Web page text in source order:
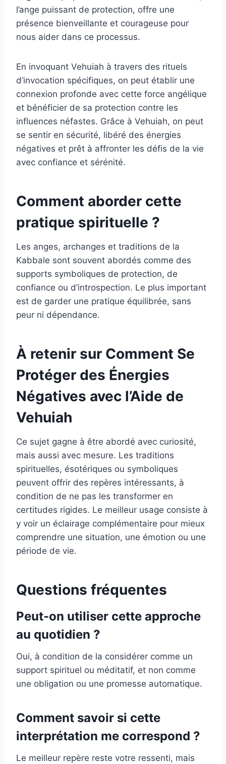
l’ange puissant de protection, offre une
présence bienveillante et courageuse pour
nous aider dans ce processus.
En invoquant Vehuiah à travers des rituels
d’invocation spécifiques, on peut établir une
connexion profonde avec cette force angélique
et bénéficier de sa protection contre les
influences néfastes. Grâce à Vehuiah, on peut
se sentir en sécurité, libéré des énergies
négatives et prêt à affronter les défis de la vie
avec confiance et sérénité.
Comment aborder cette
pratique spirituelle ?
Les anges, archanges et traditions de la
Kabbale sont souvent abordés comme des
supports symboliques de protection, de
confiance ou d’introspection. Le plus important
est de garder une pratique équilibrée, sans
peur ni dépendance.
À retenir sur Comment Se
Protéger des Énergies
Négatives avec l’Aide de
Vehuiah
Ce sujet gagne à être abordé avec curiosité,
mais aussi avec mesure. Les traditions
spirituelles, ésotériques ou symboliques
peuvent offrir des repères intéressants, à
condition de ne pas les transformer en
certitudes rigides. Le meilleur usage consiste à
y voir un éclairage complémentaire pour mieux
comprendre une situation, une émotion ou une
période de vie.
Questions fréquentes
Peut-on utiliser cette approche
au quotidien ?
Oui, à condition de la considérer comme un
support spirituel ou méditatif, et non comme
une obligation ou une promesse automatique.
Comment savoir si cette
interprétation me correspond ?
Le meilleur repère reste votre ressenti, mais